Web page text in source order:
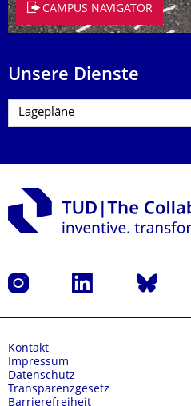
CAMPUS NAVIGATOR
Unsere Dienste
Instagram LinkedIn Bluesky
Kontakt
Impressum
Datenschutz
Transparenzgesetz
Barrierefreiheit